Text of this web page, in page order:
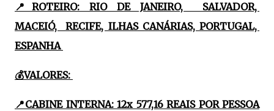
📍ROTEIRO: RIO DE JANEIRO, SALVADOR,
MACEIÓ, RECIFE, ILHAS CANÁRIAS, PORTUGAL,
ESPANHA
💰VALORES:
📍CABINE INTERNA: 12x 577,16 REAIS POR PESSOA